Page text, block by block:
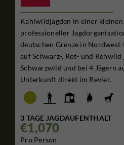
Kahlwildjagden in einer
professioneller
deutschen Grenze in
auf Schwarz-, Rot- und Rehwild
Schwarzwild und bei 4 Jägern
Unterkunft direkt im Revier.
3 TAGE JAGDAUFENTHALT
€1,070
Pro Person